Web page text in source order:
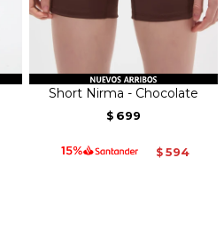
Short Nirma - Chocolate
$ 699
$ 594